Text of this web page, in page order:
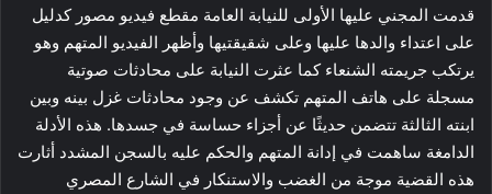
قدمت المجني عليها الأولى للنيابة العامة مقطع فيديو مصور كدليل
على اعتداء والدها عليها وعلى شقيقتيها وأظهر الفيديو المتهم وهو
يرتكب جريمته الشنعاء كما عثرت النيابة على محادثات صوتية
مسجلة على هاتف المتهم تكشف عن وجود محادثات غزل بينه وبين
ابنته الثالثة تتضمن حديثًا عن أجزاء حساسة في جسدها. هذه الأدلة
الدامغة ساهمت في إدانة المتهم والحكم عليه بالسجن المشدد أثارت
هذه القضية موجة من الغضب والاستنكار في الشارع المصري